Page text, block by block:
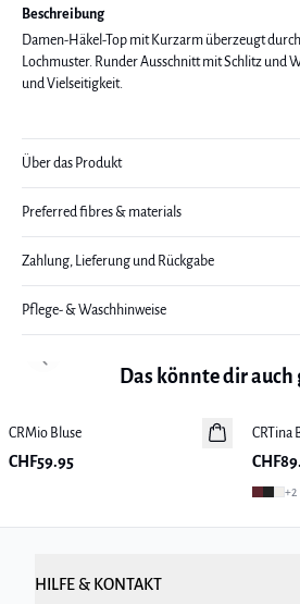
Beschreibung
Damen-Häkel-Top mit Kurzarm überzeugt
Lochmuster. Runder Ausschnitt mit Schlitz und
und Vielseitigkeit.
Über das Produkt
Preferred fibres & materials
Zahlung, Lieferung und Rückgabe
Pflege- & Waschhinweise
Das könnte dir auch
Neuheiten
CRMio Bluse
CHF59.95
CRTina
+2
Previous slide
HILFE & KONTAKT